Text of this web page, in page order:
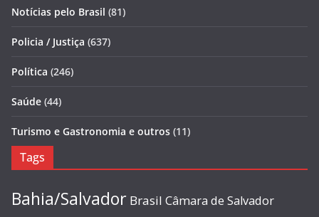
Notícias pelo Brasil (81)
Policia / Justiça (637)
Política (246)
Saúde (44)
Turismo e Gastronomia e outros (11)
Tags
Bahia/Salvador Brasil Câmara de Salvador